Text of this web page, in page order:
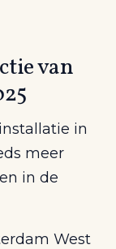
van
in
meer
in de
West